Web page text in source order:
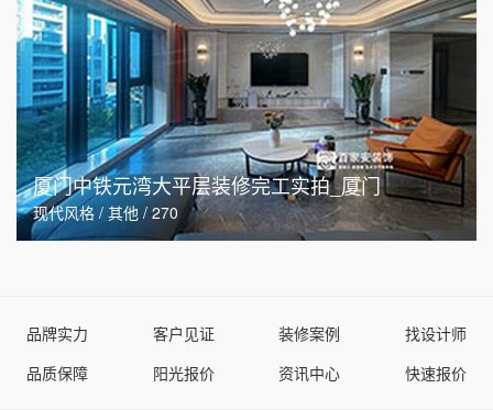
厦门中铁元湾大平层装修完工实拍_厦门
现代风格 / 其他 / 270
品牌实力 客户见证 装修案例
找设计师
品质保障
阳光报价 资讯中心 快速报价